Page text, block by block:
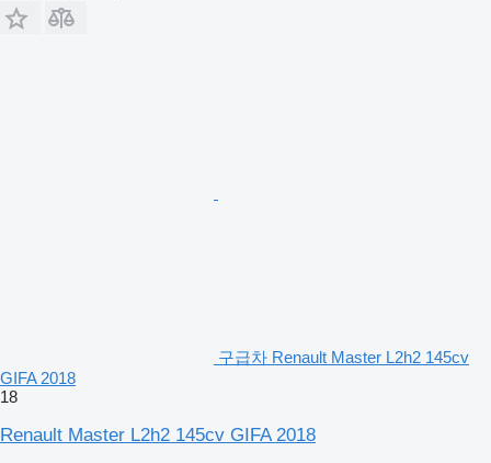
구급차 Renault Master L2h2 145cv
GIFA 2018
18
Renault Master L2h2 145cv GIFA 2018